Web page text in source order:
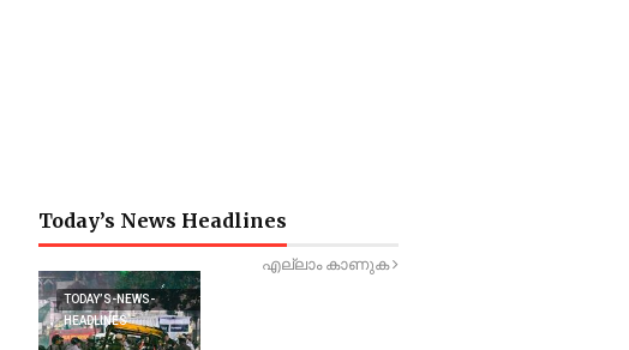
Today’s News Headlines
എല്ലാം കാണുക
TODAY’S-NEWS-
HEADLINES